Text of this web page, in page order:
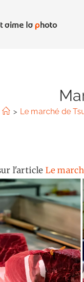
> Le marché de
l'article Le